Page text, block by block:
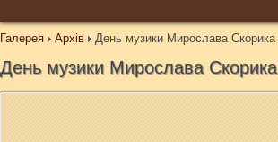
Галерея Архів День музики Мирослава Скорика
День музики Мирослава Скорика